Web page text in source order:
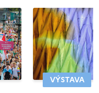
VÝSTAVA